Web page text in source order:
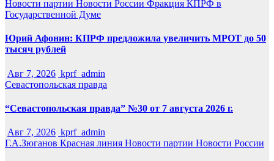
Новости партии Новости России Фракция КПРФ в
Государственной Думе
Юрий Афонин: КПРФ предложила увеличить МРОТ до 50
тысяч рублей
Авг 7, 2026 kprf_admin
Севастопольская правда
“Севастопольская правда” №30 от 7 августа 2026 г.
Авг 7, 2026 kprf_admin
Г.А.Зюганов Красная линия Новости партии Новости России